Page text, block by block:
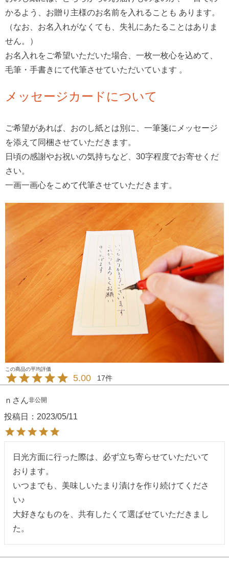
かるよう、お贈り主様のお名前を入れることも あります。
（なお、お名入れがなくても、失礼にあたることはありま
せん。）
お名入れをご希望いただいた場合、一枚一枚心を込めて、
毛筆・手書きにて代筆させていただいています 。
メッセージカードについて
ご希望があれば、おのし紙とは別に、一筆箋にメッセージ
を添えて同梱させていただきます。
日頃の感謝やお祝いの気持ちなど、30字程度でお寄せくだ
さい。
一画一画心をこめて代筆させていただきます。
5.00 17
ｎ 非公開
投稿日 2023/05/11
日光方面に行った際は、必ず立ち寄らせていただいて
おります。
いつまでも、美味しいたまり漬けを作り続けてくださ
い♪
大好きなものを、共有したくて選ばせていただきまし
た。